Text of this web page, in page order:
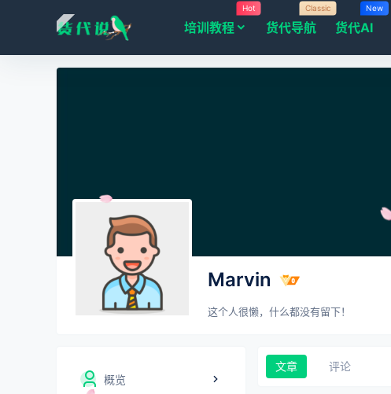
培训教程
Hot
货代导航
Classic
货代AI
New
Marvin
这个人很懒，什么都没有留下！
概览
文章 评论